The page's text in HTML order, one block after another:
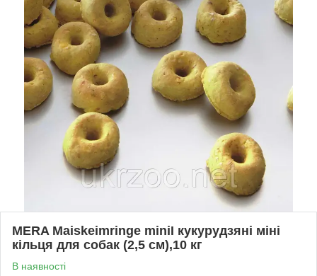
MERA Maiskeimringe miniI кукурудзяні міні
кільця для собак (2,5 см),10 кг
В наявності